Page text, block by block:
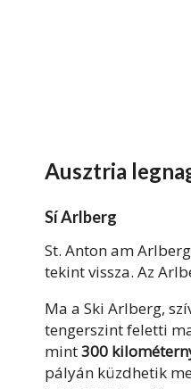
Ausztria
Sí Arlberg
St. Anton am Arlberg
tekint vissza. Az
Ma a Ski Arlberg,
tengerszint feletti
mint300
pályán küzdhetik